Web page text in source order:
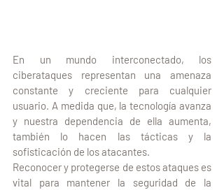
En un mundo interconectado, los
ciberataques representan una amenaza
constante y creciente para cualquier
usuario. A medida que, la tecnología avanza
y nuestra dependencia de ella aumenta,
también lo hacen las tácticas y la
sofisticación de los atacantes.
Reconocer y protegerse de estos ataques es
vital para mantener la seguridad de la